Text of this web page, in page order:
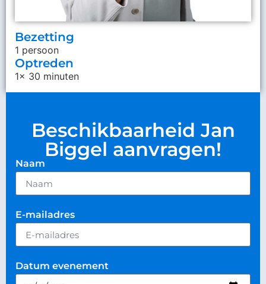
Bezetting
1 persoon
Optreden
1x 30 minuten
Beschikbaarheid Jan
Biggel aanvragen!
Naam
E-mailadres
Datum evenement